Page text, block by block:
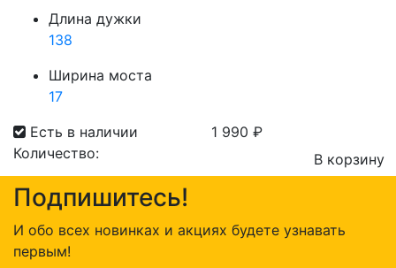
Длина дужки
138
Ширина моста
17
Есть в наличии
1 990 ₽
Количество:
Количество
товара
Present
201
C1
В корзину
Подпишитесь!
И обо всех новинках и акциях будете узнавать
первым!